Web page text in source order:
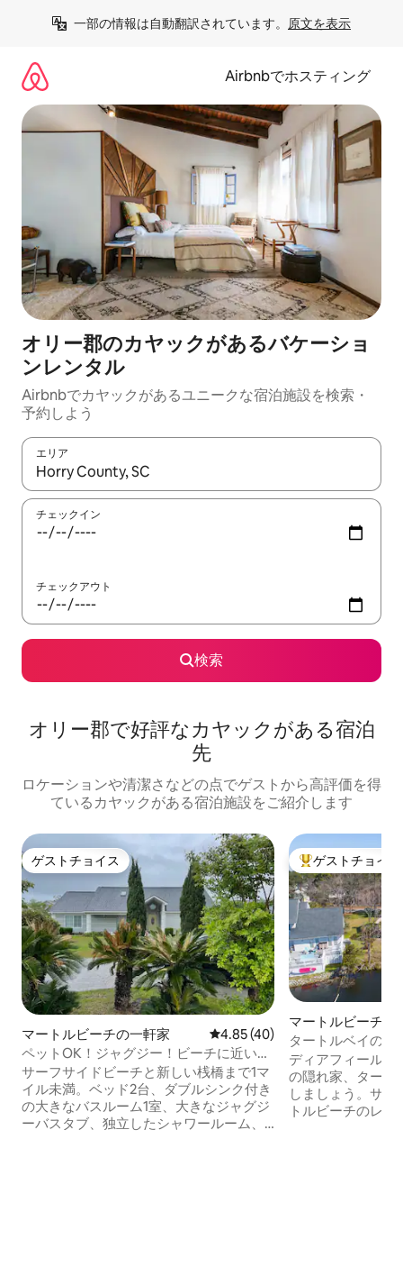
一部の情報は自動翻訳されています。 原文を表示
Airbnbでホスティング
オリー郡のカヤックがあるバケーショ
ンレンタル
Airbnbでカヤックがあるユニークな宿泊施設を検索・
予約しよう
エリア
検索結果が表示されたら、上下の矢印キーを使って移動するか
チェックイン
チェックアウト
検索
オリー郡で好評なカヤックがある宿泊
先
ロケーションや清潔さなどの点でゲストから高評価を得
ているカヤックがある宿泊施設をご紹介します
ゲストチョイス
ゲストチョイス
マートルビーチの一軒家 レビュー40件、5つ星中4.85つ
4.85 (40)
ペットOK！ジャグジー！ビーチに近い、
フェンス付きの庭！
サーフサイドビーチと新しい桟橋まで1マ
イル未満。ベッド2台、ダブルシンク付き
の大きなバスルーム1室、大きなジャグジ
ーバスタブ、独立したシャワールーム、
大好評のゲスト
ゲストチョイス
マートルビーチの
タートルベイの
＆空港5分
ディアフィールド
の隠れ家、タート
しましょう。サ
トルビーチのレ